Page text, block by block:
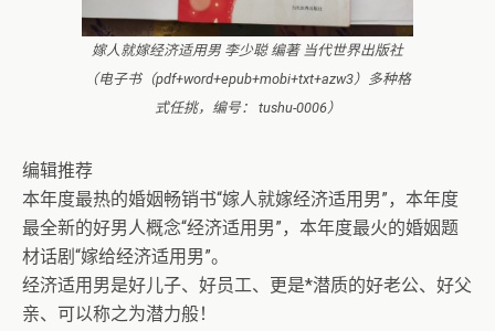
嫁人就嫁经济适用男 李少聪 编著 当代世界出版社
（电子书（pdf+word+epub+mobi+txt+azw3）多种格
式任挑，编号： tushu-0006）
编辑推荐
本年度最热的婚姻畅销书“嫁人就嫁经济适用男”，本年度
最全新的好男人概念“经济适用男”，本年度最火的婚姻题
材话剧“嫁给经济适用男”。
经济适用男是好儿子、好员工、更是*潜质的好老公、好父
亲、可以称之为潜力般！